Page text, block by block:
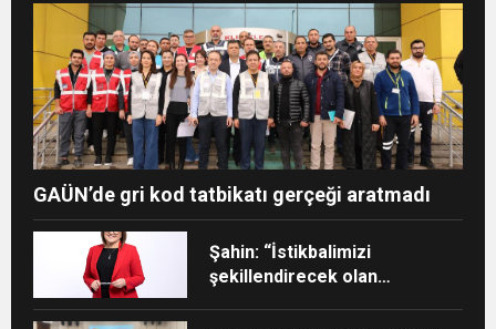
GAÜN’de gri kod tatbikatı gerçeği aratmadı
Şahin: “İstikbalimizi
şekillendirecek olan